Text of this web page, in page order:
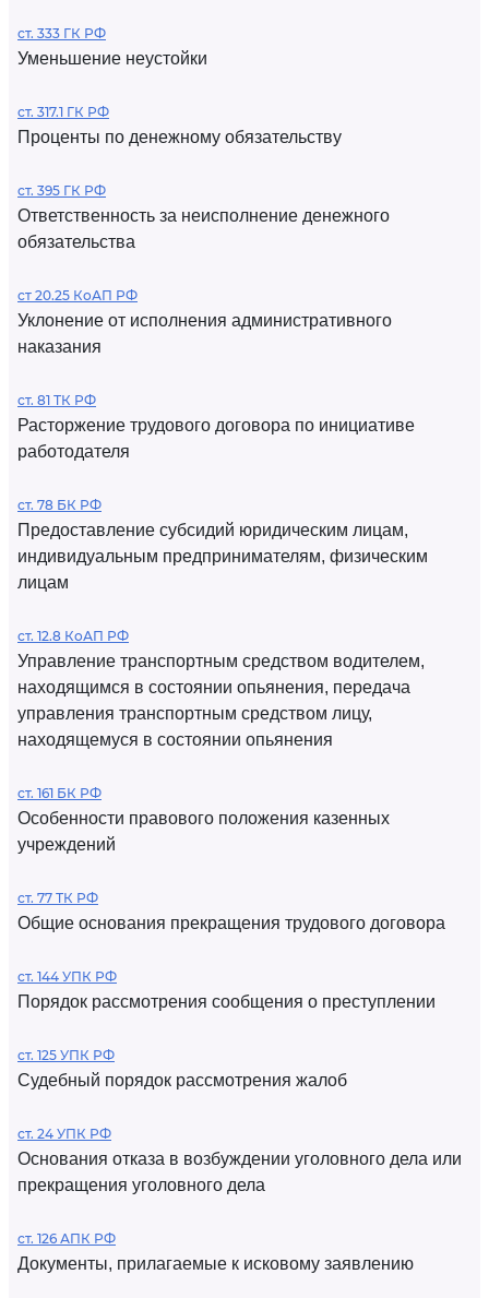
ст. 333 ГК РФ
Уменьшение неустойки
ст. 317.1 ГК РФ
Проценты по денежному обязательству
ст. 395 ГК РФ
Ответственность за неисполнение денежного
обязательства
ст 20.25 КоАП РФ
Уклонение от исполнения административного
наказания
ст. 81 ТК РФ
Расторжение трудового договора по инициативе
работодателя
ст. 78 БК РФ
Предоставление субсидий юридическим лицам,
индивидуальным предпринимателям, физическим
лицам
ст. 12.8 КоАП РФ
Управление транспортным средством водителем,
находящимся в состоянии опьянения, передача
управления транспортным средством лицу,
находящемуся в состоянии опьянения
ст. 161 БК РФ
Особенности правового положения казенных
учреждений
ст. 77 ТК РФ
Общие основания прекращения трудового договора
ст. 144 УПК РФ
Порядок рассмотрения сообщения о преступлении
ст. 125 УПК РФ
Судебный порядок рассмотрения жалоб
ст. 24 УПК РФ
Основания отказа в возбуждении уголовного дела или
прекращения уголовного дела
ст. 126 АПК РФ
Документы, прилагаемые к исковому заявлению